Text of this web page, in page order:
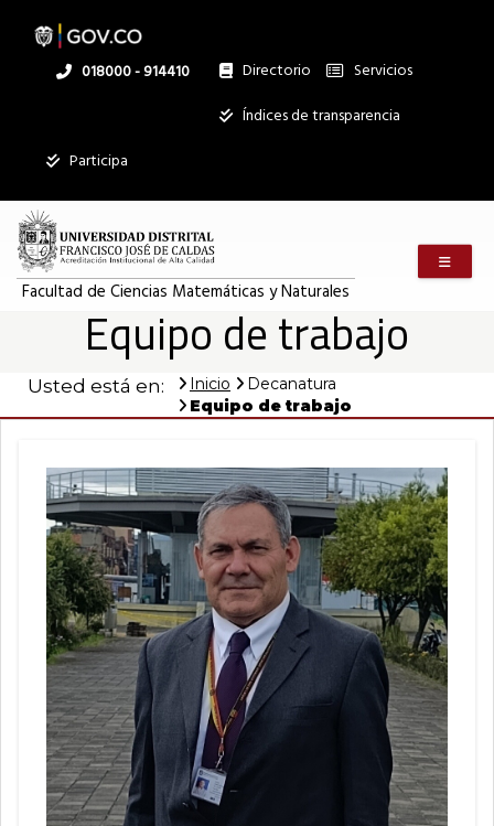
contenido
Linea
018000 - 914410 Directorio
Institucional
Servicios
Índices de transparencia
Participa
Facultad de Ciencias Matemáticas y Naturales
Equipo de trabajo
Usted está en: Inicio
Decanatura
Equipo de trabajo